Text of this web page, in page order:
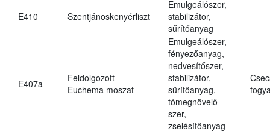
E410 Szentjánoskenyérliszt
Emulgeálószer,
stabilizátor,
sűrítőanyag
E407a
Feldolgozott
Euchema moszat
Emulgeálószer,
fényezőanyag,
nedvesítőszer,
stabilizátor,
sűrítőanyag,
tömegnövelő
szer,
zselésítőanyag